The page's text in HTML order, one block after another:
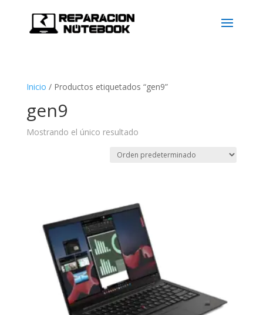
Inicio / Productos etiquetados “gen9”
gen9
Mostrando el único resultado